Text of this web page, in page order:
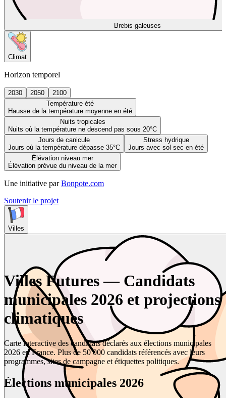
Brebis galeuses
Climat
Horizon temporel
2030 2050
2100
Température été
Hausse de la température moyenne en été
Nuits tropicales
Nuits où la température ne descend pas sous 20°C
Jours de canicule
Jours où la température dépasse 35°C
Stress hydrique
Jours avec sol sec en été
Élévation niveau mer
Élévation prévue du niveau de la mer
Une initiative par Bonpote.com
Soutenir le projet
Villes
Villes Futures — Candidats
municipales 2026 et projections
climatiques
Carte interactive des candidats déclarés aux élections municipales
2026 en France. Plus de 50 000 candidats référencés avec leurs
programmes, sites de campagne et étiquettes politiques.
Élections municipales 2026